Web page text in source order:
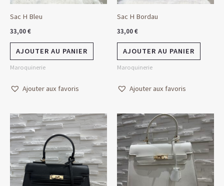
Sac H Bleu
33,00€
AJOUTER AU PANIER
Maroquinerie
Ajouter aux favoris
Sac H Bordau
33,00€
AJOUTER AU PANIER
Maroquinerie
Ajouter aux favoris